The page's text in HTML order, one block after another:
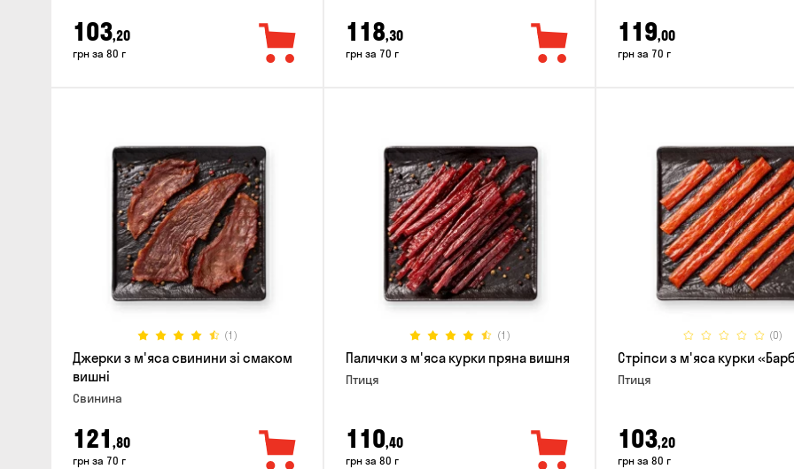
103,20
грн за 80 г
118,30
грн за 70 г
119,00
грн за 70 г
(1)
Джерки з м'яса свинини зі смаком
вишні
Свинина
121 ,80
грн за 70 г
(1)
Палички з м'яса курки пряна вишня
Птиця
110,40
грн за 80 г
(0)
Стріпси з м'яса курки
Птиця
103,20
грн за 80 г